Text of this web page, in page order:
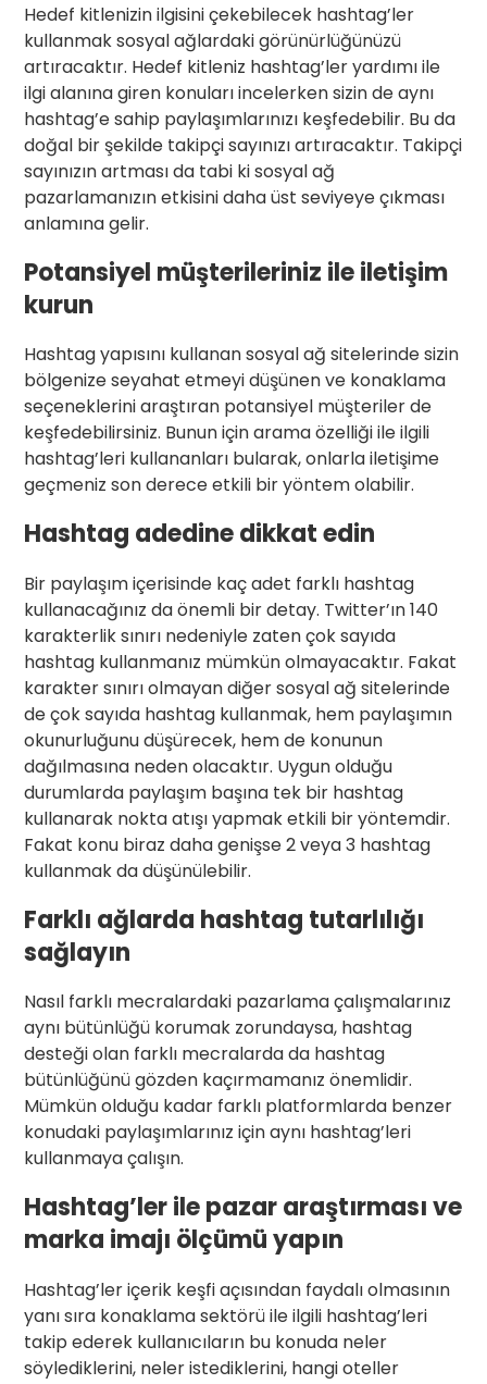
Hedef kitlenizin ilgisini çekebilecek hashtag’ler
kullanmak sosyal ağlardaki görünürlüğünüzü
artıracaktır. Hedef kitleniz hashtag’ler yardımı ile
ilgi alanına giren konuları incelerken sizin de aynı
hashtag’e sahip paylaşımlarınızı keşfedebilir. Bu da
doğal bir şekilde takipçi sayınızı artıracaktır. Takipçi
sayınızın artması da tabi ki sosyal ağ
pazarlamanızın etkisini daha üst seviyeye çıkması
anlamına gelir.
Potansiyel müşterileriniz ile iletişim
kurun
Hashtag yapısını kullanan sosyal ağ sitelerinde sizin
bölgenize seyahat etmeyi düşünen ve konaklama
seçeneklerini araştıran potansiyel müşteriler de
keşfedebilirsiniz. Bunun için arama özelliği ile ilgili
hashtag’leri kullananları bularak, onlarla iletişime
geçmeniz son derece etkili bir yöntem olabilir.
Hashtag adedine dikkat edin
Bir paylaşım içerisinde kaç adet farklı hashtag
kullanacağınız da önemli bir detay. Twitter’ın 140
karakterlik sınırı nedeniyle zaten çok sayıda
hashtag kullanmanız mümkün olmayacaktır. Fakat
karakter sınırı olmayan diğer sosyal ağ sitelerinde
de çok sayıda hashtag kullanmak, hem paylaşımın
okunurluğunu düşürecek, hem de konunun
dağılmasına neden olacaktır. Uygun olduğu
durumlarda paylaşım başına tek bir hashtag
kullanarak nokta atışı yapmak etkili bir yöntemdir.
Fakat konu biraz daha genişse 2 veya 3 hashtag
kullanmak da düşünülebilir.
Farklı ağlarda hashtag tutarlılığı
sağlayın
Nasıl farklı mecralardaki pazarlama çalışmalarınız
aynı bütünlüğü korumak zorundaysa, hashtag
desteği olan farklı mecralarda da hashtag
bütünlüğünü gözden kaçırmamanız önemlidir.
Mümkün olduğu kadar farklı platformlarda benzer
konudaki paylaşımlarınız için aynı hashtag’leri
kullanmaya çalışın.
Hashtag’ler ile pazar araştırması ve
marka imajı ölçümü yapın
Hashtag’ler içerik keşfi açısından faydalı olmasının
yanı sıra konaklama sektörü ile ilgili hashtag’leri
takip ederek kullanıcıların bu konuda neler
söylediklerini, neler istediklerini, hangi oteller